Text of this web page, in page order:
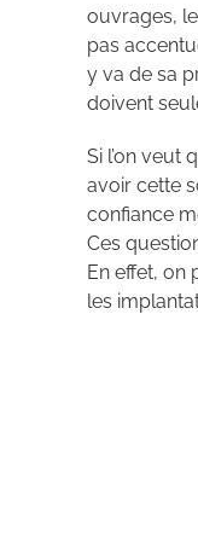
ouvrages,
pas
y va de sa
doivent
Si l’on veut
avoir cette
confiance
Ces
En effet, on
les